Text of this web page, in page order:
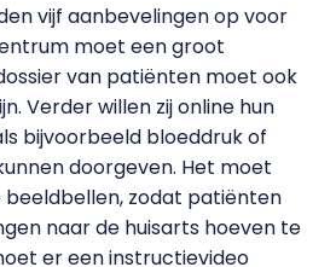
vijf aanbevelingen op voor
moet een groot
van patiënten moet ook
Verder willen zij online hun
bijvoorbeeld bloeddruk of
doorgeven. Het moet
beeldbellen, zodat patiënten
naar de huisarts hoeven te
er een instructievideo